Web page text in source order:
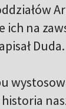
ich na
Duda.